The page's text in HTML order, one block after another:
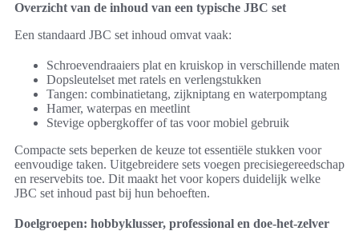
Overzicht van de inhoud van een typische JBC set
Een standaard JBC set inhoud omvat vaak:
Schroevendraaiers plat en kruiskop in verschillende maten
Dopsleutelset met ratels en verlengstukken
Tangen: combinatietang, zijkniptang en waterpomptang
Hamer, waterpas en meetlint
Stevige opbergkoffer of tas voor mobiel gebruik
Compacte sets beperken de keuze tot essentiële stukken voor
eenvoudige taken. Uitgebreidere sets voegen precisiegereedschap
en reservebits toe. Dit maakt het voor kopers duidelijk welke
JBC set inhoud past bij hun behoeften.
Doelgroepen: hobbyklusser, professional en doe-het-zelver